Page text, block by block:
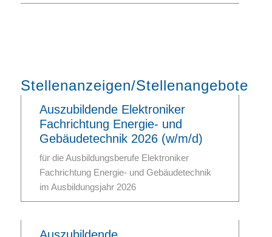
Stellenanzeigen/Stellenangebote
Auszubildende Elektroniker
Fachrichtung Energie- und
Gebäudetechnik 2026 (w/m/d)
für die Ausbildungsberufe Elektroniker
Fachrichtung Energie- und Gebäudetechnik
im Ausbildungsjahr 2026